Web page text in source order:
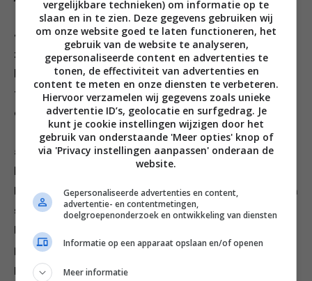
4. Zeef voor het deeg de bloem, poedersuiker en het
zout boven de kom van de keukenmachine. Snijd de
boter in blokjes, voeg ze samen met de citroenrasp
toe en mix met behulp van de pulseerknop tot het
deeg de textuur van broodkruim heeft.
5. Klop de eidooier met 20 ml water los en doe dit bij
Mix nog een keer tot het deeg net samenhangend is en
stort het op een met bloem be- stoven werkvlak.
Kneed het tot een bal en verdeel het in 2 gelijke
porties. Wikkel elk deel losjes in plasticfolie, druk ze
plat tot een schijf en leg minimaal 1 uur (en maximaal 3
vergelijkbare technieken) om informatie op te
slaan en in te zien. Deze gegevens gebruiken wij
om onze website goed te laten functioneren, het
gebruik van de website te analyseren,
gepersonaliseerde content en advertenties te
tonen, de effectiviteit van advertenties en
content te meten en onze diensten te verbeteren.
Hiervoor verzamelen wij gegevens zoals unieke
advertentie ID’s, geolocatie en surfgedrag. Je
kunt je cookie instellingen wijzigen door het
gebruik van onderstaande 'Meer opties' knop of
via 'Privacy instellingen aanpassen' onderaan de
website.
Gepersonaliseerde advertenties en content,
advertentie- en contentmetingen,
doelgroepenonderzoek en ontwikkeling van diensten
Informatie op een apparaat opslaan en/of openen
Meer informatie